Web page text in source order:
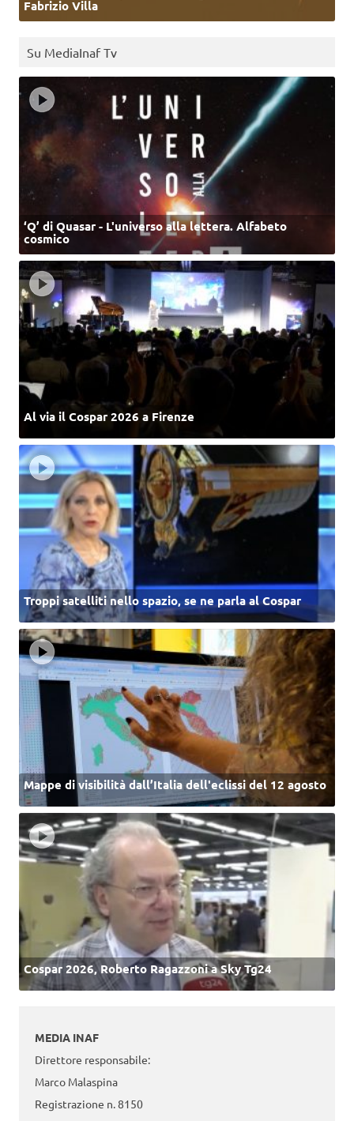
Fabrizio Villa
Su MediaInaf Tv
‘Q’ di Quasar - L'universo alla lettera. Alfabeto
cosmico
Al via il Cospar 2026 a Firenze
Troppi satelliti nello spazio, se ne parla al Cospar
Mappe di visibilità dall’Italia dell'eclissi del 12 agosto
Cospar 2026, Roberto Ragazzoni a Sky Tg24
MEDIA INAF
Direttore responsabile:
Marco Malaspina
Registrazione n. 8150